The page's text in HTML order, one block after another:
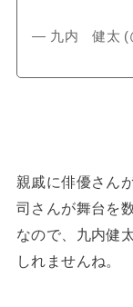
— 九内 健太
親戚に俳優さん
司さんが舞台を
なので、九内健
しれませんね。